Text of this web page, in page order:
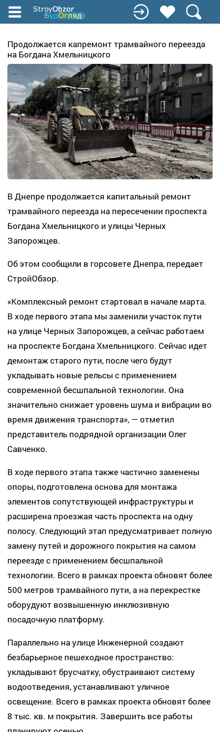
Перейти
содержанию
Продолжается капремонт трамвайного переезда
на Богдана Хмельницкого
В Днепре продолжается капитальный ремонт
трамвайного переезда на пересечении проспекта
Богдана Хмельницкого и улицы Черных
Запорожцев.
Об этом сообщили в горсовете Днепра, передает
СтройОбзор.
«Комплексный ремонт стартовал в начале марта.
В ходе первого этапа мы заменили участок пути
на улице Черных Запорожцев, а сейчас работаем
на проспекте Богдана Хмельницкого. Сейчас идет
демонтаж старого пути, после чего будут
укладывать новые рельсы с применением
современной бесшпальной технологии. Она
значительно снижает уровень шума и вибрации во
время движения транспорта», — отметил
представитель подрядной организации Олег
Савченко.
В ходе первого этапа также частично заменены
опоры, подготовлена основа для монтажа
элементов сопутствующей инфраструктуры и
расширена проезжая часть проспекта на одну
полосу. Следующий этап предусматривает полную
замену путей и дорожного покрытия на самом
переезде с применением бесшпальной
технологии. Всего в рамках проекта обновят более
500 метров трамвайного пути, а на перекрестке
оборудуют возвышенную инклюзивную
посадочную платформу.
Параллельно на улице Инженерной создают
безбарьерное пешеходное пространство:
укладывают брусчатку, обустраивают систему
водоотведения, устанавливают уличное
освещение. Всего в рамках проекта обновят более
8 тыс. кв. м покрытия. Завершить все работы